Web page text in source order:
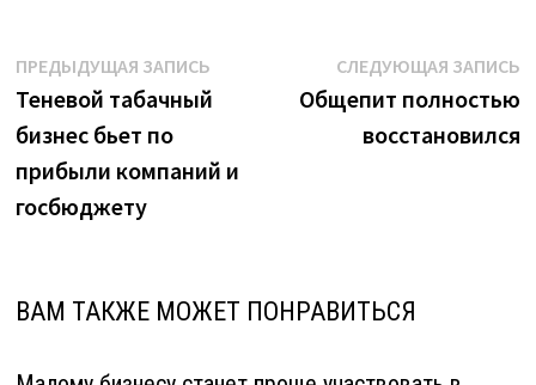
Навигация
по
записям
ПРЕДЫДУЩАЯ ЗАПИСЬПредыдущая
запись:
Теневой табачный
бизнес бьет по
прибыли компаний и
госбюджету
СЛЕДУЮЩАЯ ЗАПИСЬ
Общепит полностью
восстановился
ВАМ ТАКЖЕ МОЖЕТ ПОНРАВИТЬСЯ